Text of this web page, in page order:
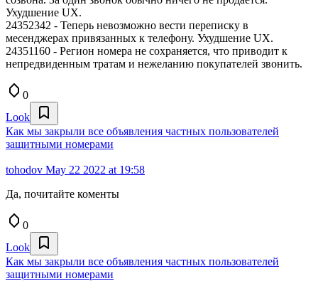
Ухудшение UX.
24352342 - Теперь невозможно вести переписку в
месенджерах привязанных к телефону. Ухудшение UX.
24351160 - Регион номера не сохраняется, что приводит к
непредвиденным тратам и нежеланию покупателей звонить.
0
Look
Как мы закрыли все объявления частных пользователей
защитными номерами
tohodov May 22 2022 at 19:58
Да, почитайте коменты
0
Look
Как мы закрыли все объявления частных пользователей
защитными номерами